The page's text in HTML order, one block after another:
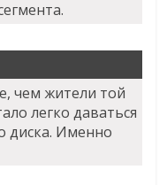
чем жители той
легко даваться
Именно